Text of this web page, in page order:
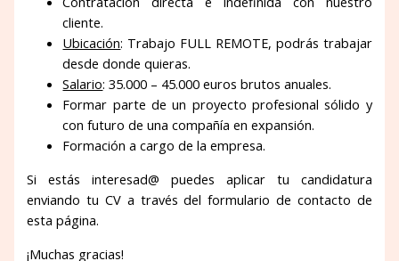
cliente.
Ubicación: Trabajo FULL REMOTE, podrás trabajar
desde donde quieras.
Salario: 35.000 – 45.000 euros brutos anuales.
Formar parte de un proyecto profesional sólido y
con futuro de una compañía en expansión.
Formación a cargo de la empresa.
Si estás interesad@ puedes aplicar tu candidatura
enviando tu CV a través del formulario de contacto de
esta página.
¡Muchas gracias!